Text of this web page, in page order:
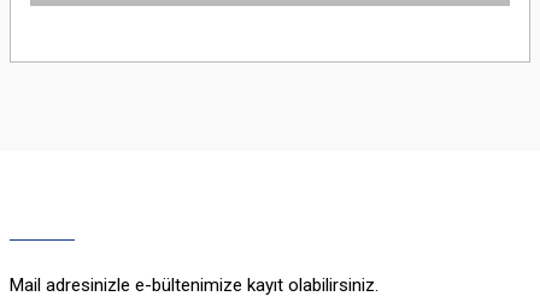
Mail adresinizle e-bültenimize kayıt olabilirsiniz.